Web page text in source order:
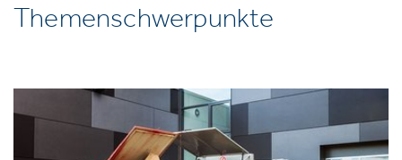
Themenschwerpunkte